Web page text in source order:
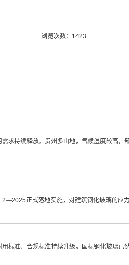
浏览次数：1423
求持续释放。贵州多山地，气候湿度较高
正式落地实施，对建筑钢化玻璃的应
标准、合规标准持续升级，国标钢化玻璃